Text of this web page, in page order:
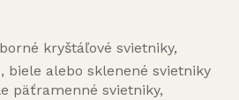
kryštáľové svietniky,
biele alebo sklenené svietniky
päťramenné svietniky,